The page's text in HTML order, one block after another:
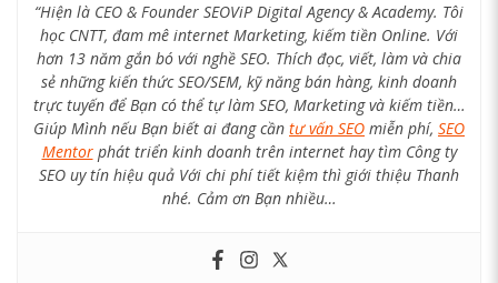
“Hiện là CEO & Founder SEOViP Digital Agency & Academy. Tôi
học CNTT, đam mê internet Marketing, kiếm tiền Online. Với
hơn 13 năm gắn bó với nghề SEO. Thích đọc, viết, làm và chia
sẻ những kiến thức SEO/SEM, kỹ năng bán hàng, kinh doanh
trực tuyến để Bạn có thể tự làm SEO, Marketing và kiếm tiền…
Giúp Mình nếu Bạn biết ai đang cần tư vấn SEO miễn phí, SEO
Mentorphát triển kinh doanh trên internet hay tìm Công ty
SEO uy tín hiệu quả Với chi phí tiết kiệm thì giới thiệu Thanh
nhé. Cảm ơn Bạn nhiều…